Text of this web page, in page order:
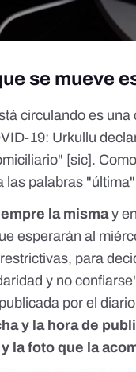
se mueve
circulando es
19: Urkullu
[sic].
las palabras
la mismay
esperarán al
para
y no
por el diario
y la hora de
y la foto que la